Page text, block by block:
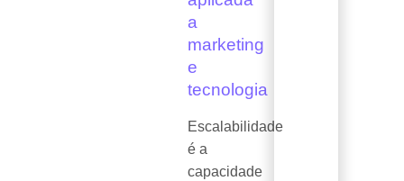
a
marketing
e
tecnologia
Escalabilidade
é a
capacidade